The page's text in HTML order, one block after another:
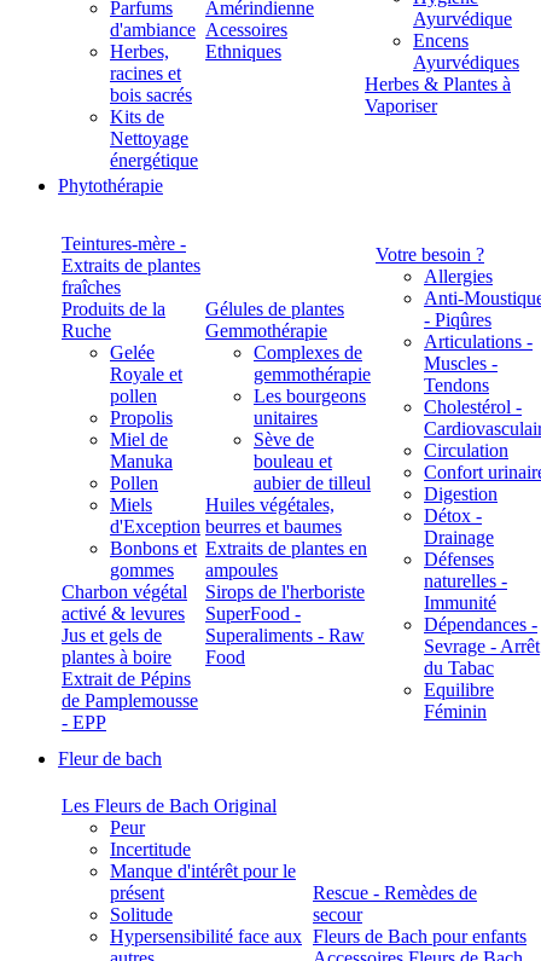
Parfums
d'ambiance
Herbes,
racines et
bois sacrés
Kits de
Nettoyage
énergétique
Amérindienne
Acessoires
Ethniques
Ayurvédique
Encens
Ayurvédiques
Herbes & Plantes à
Vaporiser
Phytothérapie
Teintures-mère -
Extraits de plantes
fraîches
Produits de la
Ruche
Gelée
Royale et
pollen
Propolis
Miel de
Manuka
Pollen
Miels
d'Exception
Bonbons et
gommes
Charbon végétal
activé & levures
Jus et gels de
plantes à boire
Extrait de Pépins
de Pamplemousse
- EPP
Gélules de plantes
Gemmothérapie
Complexes de
gemmothérapie
Les bourgeons
unitaires
Sève de
bouleau et
aubier de tilleul
Huiles végétales,
beurres et baumes
Extraits de plantes en
ampoules
Sirops de l'herboriste
SuperFood -
Superaliments - Raw
Food
Votre besoin ?
Allergies
Anti-
- Piqûres
Articulations -
Muscles -
Tendons
Cholestérol -
Circulation
Confort
Digestion
Détox -
Drainage
Défenses
naturelles -
Immunité
Dépendances -
Sevrage - Arrêt
du Tabac
Equilibre
Féminin
Fleur de bach
Les Fleurs de Bach Original
Peur
Incertitude
Manque d'intérêt pour le
présent
Solitude
Hypersensibilité face aux
Rescue - Remèdes de
secour
Fleurs de Bach pour enfants